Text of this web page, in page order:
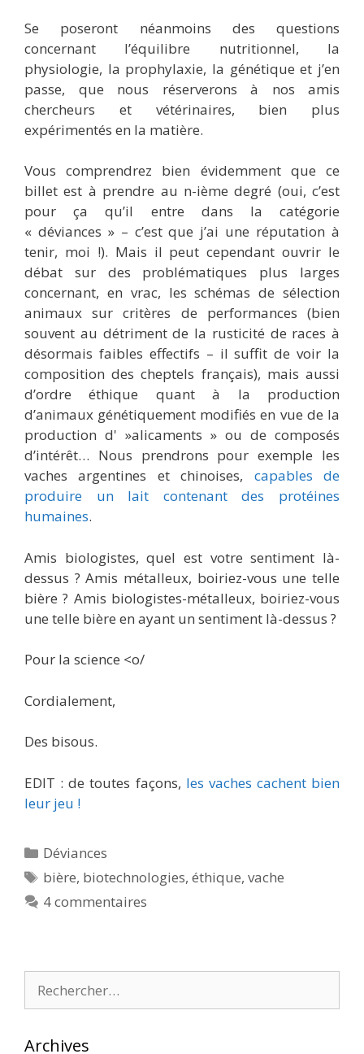
Se poseront néanmoins des questions
concernant l’équilibre nutritionnel, la
physiologie, la prophylaxie, la génétique et j’en
passe, que nous réserverons à nos amis
chercheurs et vétérinaires, bien plus
expérimentés en la matière.
Vous comprendrez bien évidemment que ce
billet est à prendre au n-ième degré (oui, c’est
pour ça qu’il entre dans la catégorie
« déviances » – c’est que j’ai une réputation à
tenir, moi !). Mais il peut cependant ouvrir le
débat sur des problématiques plus larges
concernant, en vrac, les schémas de sélection
animaux sur critères de performances (bien
souvent au détriment de la rusticité de races à
désormais faibles effectifs – il suffit de voir la
composition des cheptels français), mais aussi
d’ordre éthique quant à la production
d’animaux génétiquement modifiés en vue de la
production d' »alicaments » ou de composés
d’intérêt… Nous prendrons pour exemple les
vaches argentines et chinoises, capables de
produire un lait contenant des protéines
humaines.
Amis biologistes, quel est votre sentiment là-
dessus ? Amis métalleux, boiriez-vous une telle
bière ? Amis biologistes-métalleux, boiriez-vous
une telle bière en ayant un sentiment là-dessus ?
Pour la science <o/
Cordialement,
Des bisous.
EDIT : de toutes façons, les vaches cachent bien
leur jeu !
Catégories
Déviances
Étiquettes
bière, biotechnologies,éthique,vache
4 commentaires
Archives